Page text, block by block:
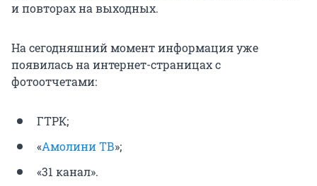
и повторах на выходных.
На сегодняшний момент информация уже
появилась на интернет-страницах с
фотоотчетами:
ГТРК;
«Амолини ТВ»;
«31 канал».